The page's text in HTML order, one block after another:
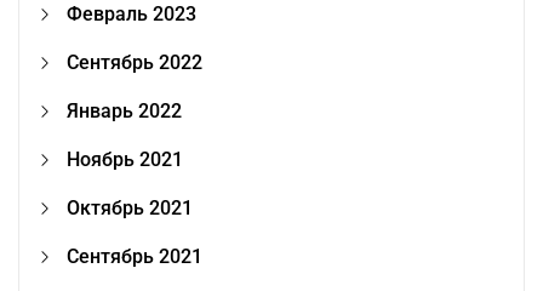
Февраль 2023
Сентябрь 2022
Январь 2022
Ноябрь 2021
Октябрь 2021
Сентябрь 2021